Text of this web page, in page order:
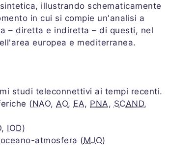
illustrando schematicamente
in cui si compie un'analisi a
– diretta e indiretta – di questi, nel
europea e mediterranea.
studi teleconnettivi ai tempi recenti.
(NAO, AO, EA, PNA , SCAND,
, IOD)
atmosfera (MJO)